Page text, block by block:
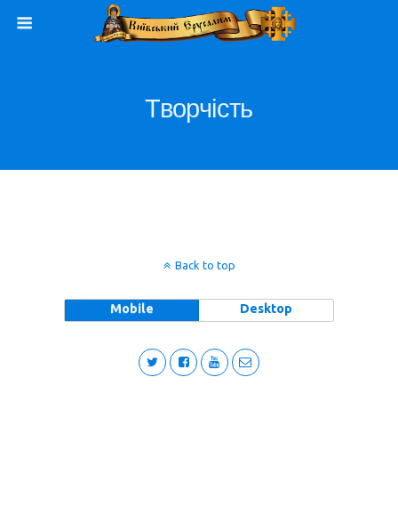
Творчість
Back to top
Mobile Desktop